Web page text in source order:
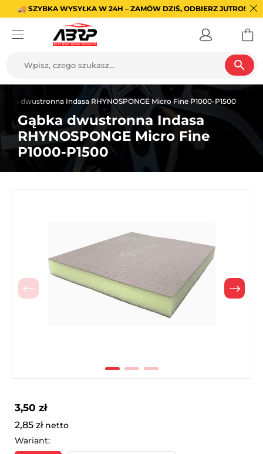
🚚 SZYBKA WYSYŁKA W 24H – ZAMÓW DZIŚ, ODBIERZ JUTRO!
search
dwustronna Indasa RHYNOSPONGE Micro Fine P1000-P1500
Gąbka dwustronna Indasa
RHYNOSPONGE Micro Fine
P1000-P1500
Poprzedni
3,50 zł
2,85 zł netto
Wariant: